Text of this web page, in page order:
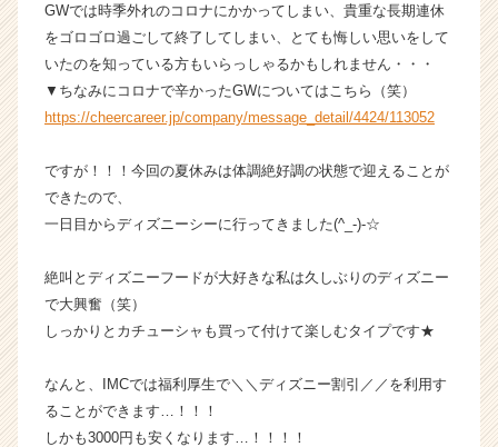
ら
ス
カ
ウ
が
く
活
イ
ア
ャ
リ
ア
GWでは時季外れのコロナにかかってしまい、貴重な長期連休
をゴロゴロ過ごして終了してしまい、とても悔しい思いをして
いたのを知っている方もいらっしゃるかもしれません・・・
▼ちなみにコロナで辛かったGWについてはこちら（笑）
https://cheercareer.jp/company/message_detail/4424/113052
ですが！！！今回の夏休みは体調絶好調の状態で迎えることが
できたので、
一日目からディズニーシーに行ってきました(^_-)-☆
絶叫とディズニーフードが大好きな私は久しぶりのディズニー
で大興奮（笑）
しっかりとカチューシャも買って付けて楽しむタイプです★
なんと、IMCでは福利厚生で＼＼ディズニー割引／／を利用す
ることができます…！！！
しかも3000円も安くなります…！！！！